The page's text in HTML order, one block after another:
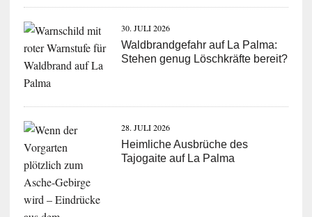
30. JULI 2026
Waldbrandgefahr auf La Palma:
Stehen genug Löschkräfte bereit?
28. JULI 2026
Heimliche Ausbrüche des
Tajogaite auf La Palma